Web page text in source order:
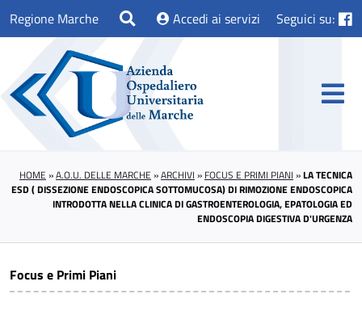
Regione Marche Accedi ai servizi Seguici su:
HOME »A.O.U. DELLE MARCHE »ARCHIVI » FOCUS E PRIMI PIANI »LA TECNICA
ESD ( DISSEZIONE ENDOSCOPICA SOTTOMUCOSA) DI RIMOZIONE ENDOSCOPICA
INTRODOTTA NELLA CLINICA DI GASTROENTEROLOGIA, EPATOLOGIA ED
ENDOSCOPIA DIGESTIVA D'URGENZA
Focus e Primi Piani